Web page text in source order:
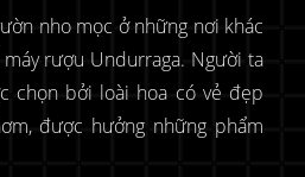
nho mọc ở những nơi khác
rượu Undurraga. Người ta
chọn bởi loài hoa có vẻ đẹp
được hưởng những phẩm